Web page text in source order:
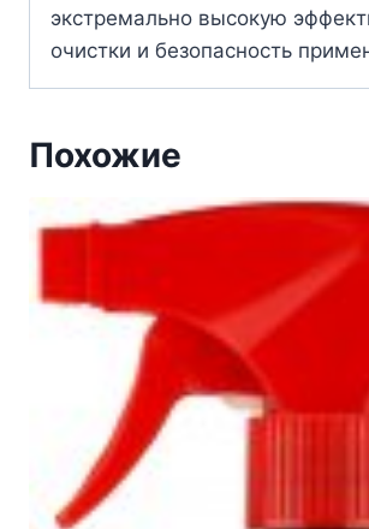
экстремально высокую
очистки и безопасность
Похожие